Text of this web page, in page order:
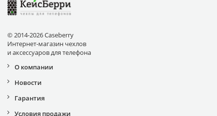
© 2014-2026 Caseberry
Интернет-магазин чехлов
и аксессуаров для телефона
О компании
Новости
Гарантия
Условия продажи